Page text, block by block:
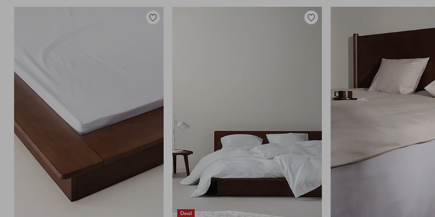
Zu
Deal
Zu